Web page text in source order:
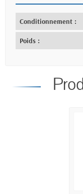
Conditionnement :
Poids :